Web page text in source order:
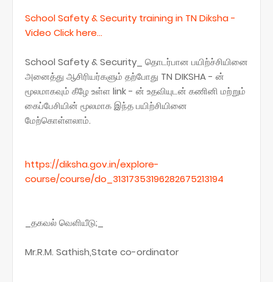
School Safety & Security training in TN Diksha -
Video Click here...
School Safety & Security_ தொடர்பான பயிற்ச்சியினை
அனைத்து ஆசிரியர்களும் தற்போது TN DIKSHA - ன்
மூலமாகவும் கீழே உள்ள link - ன் உதவியுடன் கணினி மற்றும்
கைப்பேசியின் மூலமாக இந்த பயிற்சியினை
மேற்கொள்ளலாம்.
https://diksha.gov.in/explore-
course/course/do_31317353196282675213194
_தகவல் வெளியீடு;_
Mr.R.M. Sathish,State co-ordinator